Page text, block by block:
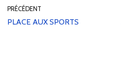
PRÉCÉDENT
PLACE AUX SPORTS